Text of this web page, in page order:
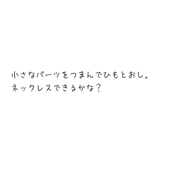
小さなパーツをつまんでひもとおし。
ネックレスできるかな？